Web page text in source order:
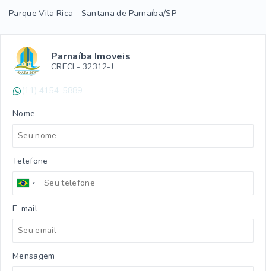
Parque Vila Rica - Santana de Parnaíba/SP
Parnaíba Imoveis
CRECI - 32312-J
(11) 4154-5889
Nome
Telefone
E-mail
Mensagem